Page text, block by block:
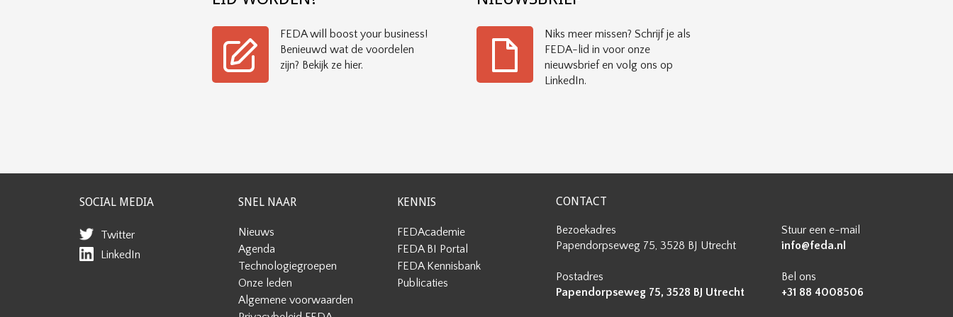
FEDA will boost your business!
Benieuwd wat de voordelen
zijn? Bekijk ze hier.
Niks meer missen? Schrijf je als
FEDA-lid in voor onze
nieuwsbrief en volg ons op
LinkedIn.
SOCIAL MEDIA
Twitter
LinkedIn
SNEL NAAR
Nieuws
Agenda
Technologiegroepen
Onze leden
Algemene voorwaarden
KENNIS
FEDAcademie
FEDA BI Portal
FEDA Kennisbank
Publicaties
CONTACT
Bezoekadres
Papendorpseweg 75, 3528 BJ Utrecht
Postadres
Papendorpseweg 75, 3528 BJ Utrecht
Stuur een e-mail
info@feda.nl
Bel ons
+31 88 4008506